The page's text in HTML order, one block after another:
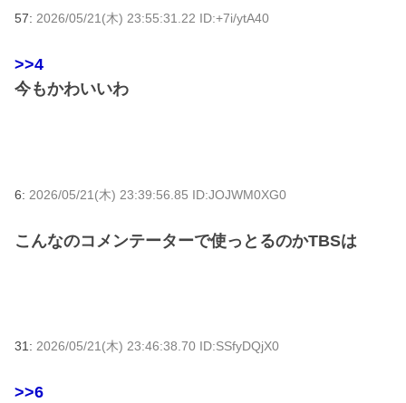
57: 2026/05/21(木) 23:55:31.22 ID:+7i/ytA40
>>4
今もかわいいわ
6: 2026/05/21(木) 23:39:56.85 ID:JOJWM0XG0
こんなのコメンテーターで使っとるのかTBSは
31: 2026/05/21(木) 23:46:38.70 ID:SSfyDQjX0
>>6